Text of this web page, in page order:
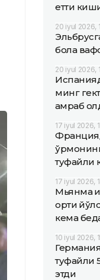
етти
20 iyul 2026,
бола
20 iyul 2026,
минг
қамраб
17 iyul 2026,
туфайли
17 iyul 2026,
Мьянма
ортиқ
кема
10 iyul 2026,
туфайли
этди